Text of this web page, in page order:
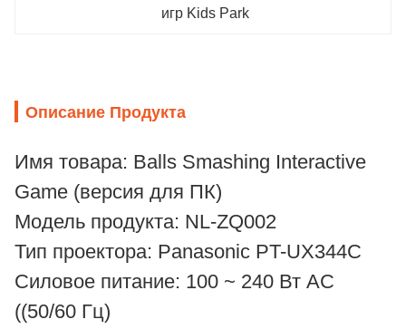
игр Kids Park
Описание Продукта
Имя товара: Balls Smashing Interactive
Game (версия для ПК)
Модель продукта: NL-ZQ002
Тип проектора: Panasonic PT-UX344C
Силовое питание: 100 ~ 240 Вт AC
((50/60 Гц)